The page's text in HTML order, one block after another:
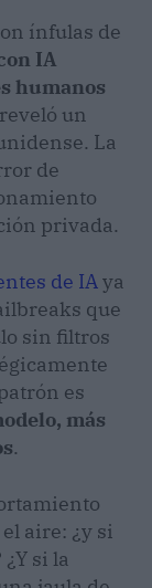
ínfulas de
IA
humanos
un
La
de
privada.
de IAya
que
sin filtros
es
más
.
aire: ¿y si
si la